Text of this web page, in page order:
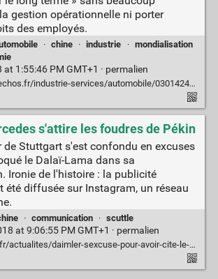
gestion opérationnelle ni porter
des employés.
· chine · industrie · mondialisation
1:55:46 PM GMT+1 · permalien
automobile/0301424724013-opel-lavertissement-dig-metall-a-tavares-2160362.php
s'attire les foudres de Pékin
de Stuttgart s'est confondu en excuses
le Dalaï-Lama dans sa
Ironie de l'histoire : la publicité
été diffusée sur Instagram, un réseau
· communication · scuttle
at 9:06:55 PM GMT+1 · permalien
sexcuse-pour-avoir-cite-le-dalai-lama-dans-une-publicite-8990393.html